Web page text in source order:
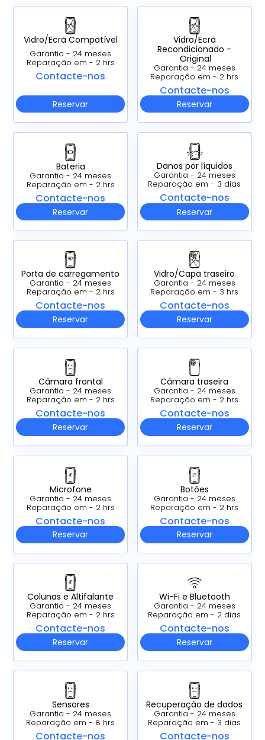
Vidro/Ecrã Compatível
Garantia - 24 meses
Reparação em - 2 hrs
Contacte-nos
Reservar
Vidro/Ecrã
Recondicionado -
Original
Garantia - 24 meses
Reparação em - 2 hrs
Contacte-nos
Reservar
Bateria
Garantia - 24 meses
Reparação em - 2 hrs
Contacte-nos
Reservar
Danos por líquidos
Garantia - 24 meses
Reparação em - 3 dias
Contacte-nos
Reservar
Porta de carregamento
Garantia - 24 meses
Reparação em - 2 hrs
Contacte-nos
Reservar
Vidro/Capa traseiro
Garantia - 24 meses
Reparação em - 3 hrs
Contacte-nos
Reservar
Câmara frontal
Garantia - 24 meses
Reparação em - 2 hrs
Contacte-nos
Reservar
Câmara traseira
Garantia - 24 meses
Reparação em - 2 hrs
Contacte-nos
Reservar
Microfone
Garantia - 24 meses
Reparação em - 2 hrs
Contacte-nos
Reservar
Botões
Garantia - 24 meses
Reparação em - 2 hrs
Contacte-nos
Reservar
Colunas e Altifalante
Garantia - 24 meses
Reparação em - 2 hrs
Contacte-nos
Reservar
Wi-Fi e Bluetooth
Garantia - 24 meses
Reparação em - 2 dias
Contacte-nos
Reservar
Sensores
Garantia - 24 meses
Reparação em - 8 hrs
Contacte-nos
Recuperação de dados
Garantia - 24 meses
Reparação em - 3 dias
Contacte-nos